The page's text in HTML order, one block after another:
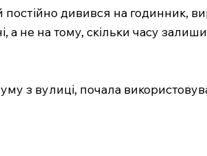
дивився на годинник,
а не на тому, скільки часу
з вулиці, почала